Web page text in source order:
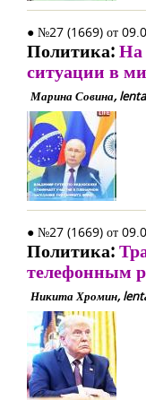
● №27 (1669) от
Политика:На
ситуации в
Марина Совина,
● №27 (1669) от
Политика:
телефонным
Никита Хромин,